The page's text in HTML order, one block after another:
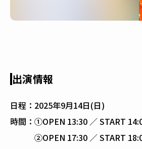
出演情報
日程： 2025年9月14日(日)
時間： ①OPEN 13:30 ／ START
②OPEN 17:30 ／ START